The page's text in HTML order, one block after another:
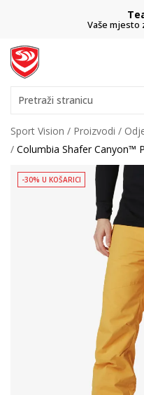
Vaše mjesto
Pretraži stranicu
Sport Vision Proizvodi
Columbia Shafer Canyon™
-30% U KOŠARICI